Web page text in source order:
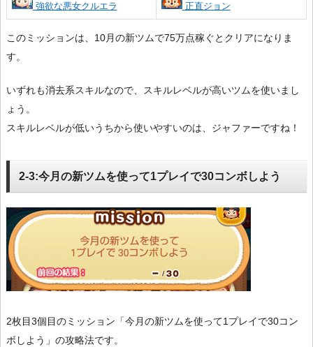
強欲な悪女クルエラ 正直ジョン
このミッションは、10月の新ツムで75万点稼ぐとクリアになりま
す。
いずれも消去系スキルなので、スキルレベルが高いツムを使いまし
ょう。
スキルレベルが低いうちから使いやすいのは、ジャファーですね！
2-3:今月の新ツムを使って1プレイで30コンボしよう
2枚目3個目のミッション「今月の新ツムを使って1プレイで30コン
ボしよう」の攻略法です。